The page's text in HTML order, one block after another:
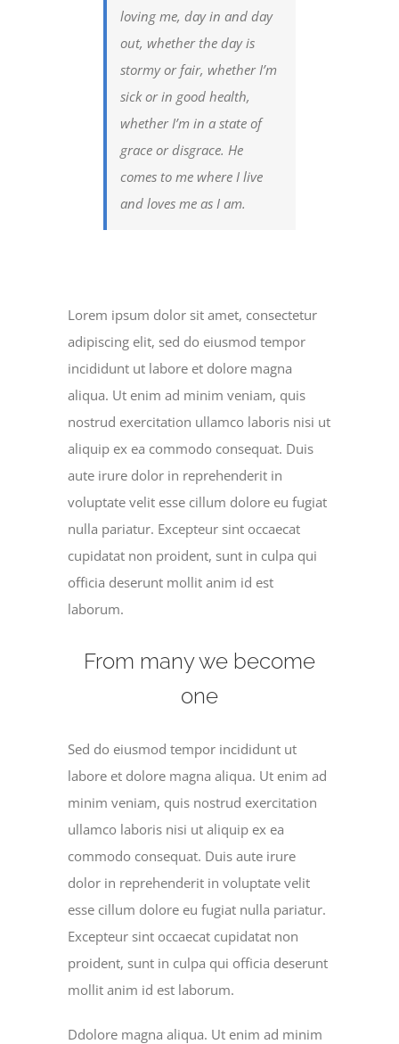
loving me, day in and day
out, whether the day is
stormy or fair, whether I’m
sick or in good health,
whether I’m in a state of
grace or disgrace. He
comes to me where I live
and loves me as I am.
Lorem ipsum dolor sit amet, consectetur
adipiscing elit, sed do eiusmod tempor
incididunt ut labore et dolore magna
aliqua. Ut enim ad minim veniam, quis
nostrud exercitation ullamco laboris nisi ut
aliquip ex ea commodo consequat. Duis
aute irure dolor in reprehenderit in
voluptate velit esse cillum dolore eu fugiat
nulla pariatur. Excepteur sint occaecat
cupidatat non proident, sunt in culpa qui
officia deserunt mollit anim id est
laborum.
From many we become
one
Sed do eiusmod tempor incididunt ut
labore et dolore magna aliqua. Ut enim ad
minim veniam, quis nostrud exercitation
ullamco laboris nisi ut aliquip ex ea
commodo consequat. Duis aute irure
dolor in reprehenderit in voluptate velit
esse cillum dolore eu fugiat nulla pariatur.
Excepteur sint occaecat cupidatat non
proident, sunt in culpa qui officia deserunt
mollit anim id est laborum.
Ddolore magna aliqua. Ut enim ad minim